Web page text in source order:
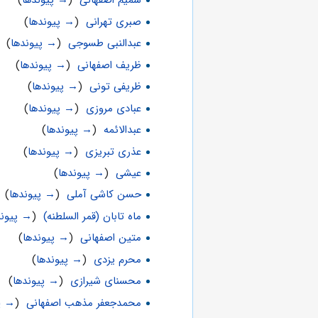
صبری تهرانی‏
(→ پیوندها)
عبدالنبی طسوجی‏
(→ پیوندها)
ظریف اصفهانی‏
(→ پیوندها)
ظریفی تونی‏
(→ پیوندها)
عبادی مروزی (→ پیوندها)
عبدالائمه‏
(→ پیوندها)
عذری تبریزی (→ پیوندها)
عیشی‏
(→ پیوندها)
حسن کاشی آملی‏
(→ پیوندها)
ماه تابان (قمر السلطنه)‏
(
→
متین اصفهانی‏
(→ پیوندها)
محرم یزدی (→ پیوندها)
محسنای شیرازی (→ پیوندها)
محمدجعفر مذهب اصفهانی‏
(
→